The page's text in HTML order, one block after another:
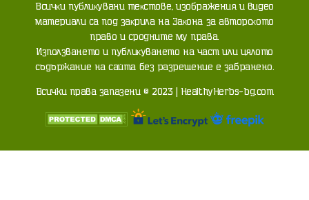
Bcичĸи пyблиĸyвaни тeĸcтoвe, изoбpaжeния и видeo
мaтepиaли ca пoд зaĸpилa нa Зaĸoнa зa aвтopcĸoтo
пpaвo и cpoднитe мy пpaвa.
Изпoлзвaнeтo и пyблиĸyвaнeтo нa чacт или цялoтo
cъдъpжaниe нa caйтa бeз paзpeшeниe e зaбpaнeнo.
Всички права запазени © 2023 | HealthyHerbs-bg.com